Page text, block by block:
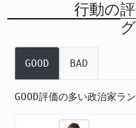
行動の
グ
GOOD BAD
GOOD評価の多い政治家ラ